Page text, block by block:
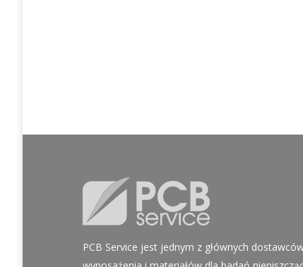
PCB Service jest jednym z głównych